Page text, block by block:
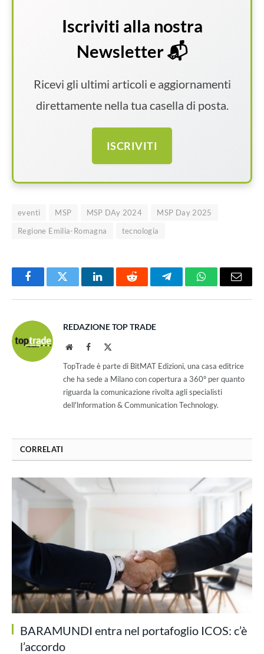
Iscriviti alla nostra
Newsletter 📬
Ricevi gli ultimi articoli e aggiornamenti
direttamente nella tua casella di posta.
ISCRIVITI
eventi MSP MSP DAy 2024
MSP Day 2025
Regione Emilia-Romagna
tecnologia
FacebookTwitter LinkedInReddit TelegramWhatsAppEmail
REDAZIONE TOP TRADE
WebsiteFacebook
TopTrade è parte di BitMAT Edizioni, una casa editrice
che ha sede a Milano con copertura a 360° per quanto
riguarda la comunicazione rivolta agli specialisti
dell'lnformation & Communication Technology.
CORRELATI
BARAMUNDI entra nel portafoglio ICOS: c’è
l’accordo